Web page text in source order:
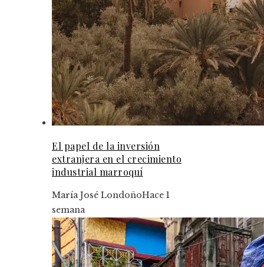
El papel de la inversión
extranjera en el crecimiento
industrial marroquí
María José LondoñoHace 1
semana